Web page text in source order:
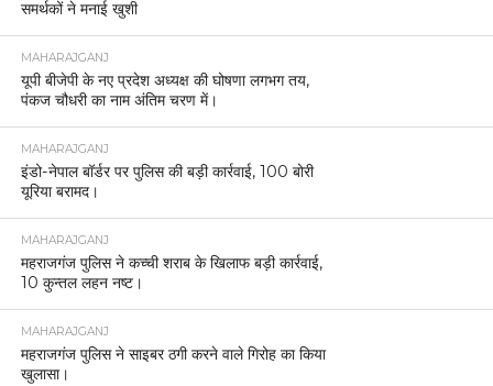
समर्थकों ने मनाई खुशी
MAHARAJGANJ
यूपी बीजेपी के नए प्रदेश अध्यक्ष की घोषणा लगभग तय,
पंकज चौधरी का नाम अंतिम चरण में।
MAHARAJGANJ
इंडो-नेपाल बॉर्डर पर पुलिस की बड़ी कार्रवाई, 100 बोरी
यूरिया बरामद।
MAHARAJGANJ
महराजगंज पुलिस ने कच्ची शराब के खिलाफ बड़ी कार्रवाई,
10 कुन्तल लहन नष्ट।
MAHARAJGANJ
महराजगंज पुलिस ने साइबर ठगी करने वाले गिरोह का किया
खुलासा।